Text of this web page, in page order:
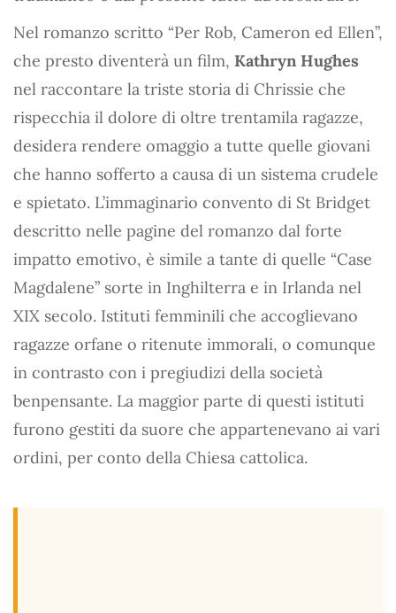
Nel romanzo scritto “Per Rob, Cameron ed Ellen”,
che presto diventerà un film, Kathryn Hughes
nel raccontare la triste storia di Chrissie che
rispecchia il dolore di oltre trentamila ragazze,
desidera rendere omaggio a tutte quelle giovani
che hanno sofferto a causa di un sistema crudele
e spietato. L’immaginario convento di St Bridget
descritto nelle pagine del romanzo dal forte
impatto emotivo, è simile a tante di quelle “Case
Magdalene” sorte in Inghilterra e in Irlanda nel
XIX secolo. Istituti femminili che accoglievano
ragazze orfane o ritenute immorali, o comunque
in contrasto con i pregiudizi della società
benpensante. La maggior parte di questi istituti
furono gestiti da suore che appartenevano ai vari
ordini, per conto della Chiesa cattolica.